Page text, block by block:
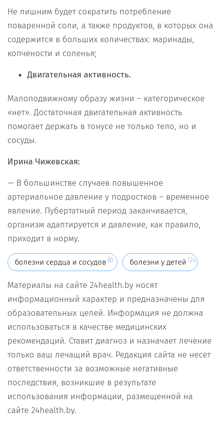
Не лишним будет сократить потребление
поваренной соли, а также продуктов, в которых она
содержится в больших количествах: маринады,
копчености и соленья;
Двигательная активность.
Малоподвижному образу жизни – категорическое
«нет». Достаточная двигательная активность
помогает держать в тонусе не только тело, но и
сосуды.
Ирина Чижевская:
— В большинстве случаев повышенное
артериальное давление у подростков – временное
явление. Пубертатный период заканчивается,
организм адаптируется и давление, как правило,
приходит в норму.
болезни сердца и сосудов80 болезни у детей 124
Материалы на сайте 24health.by носят
информационный характер и предназначены для
образовательных целей. Информация не должна
использоваться в качестве медицинских
рекомендаций. Ставит диагноз и назначает лечение
только ваш лечащий врач. Редакция сайта не несет
ответственности за возможные негативные
последствия, возникшие в результате
использования информации, размещенной на
сайте 24health.by.